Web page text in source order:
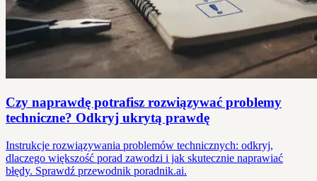
Czy naprawdę potrafisz rozwiązywać problemy
techniczne? Odkryj ukrytą prawdę
Instrukcje rozwiązywania problemów technicznych: odkryj,
dlaczego większość porad zawodzi i jak skutecznie naprawiać
błędy. Sprawdź przewodnik poradnik.ai.